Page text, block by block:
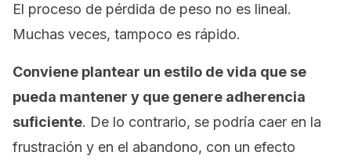
El proceso de pérdida de peso no es lineal.
Muchas veces, tampoco es rápido.
Conviene plantear un estilo de vida que se
pueda mantener y que genere adherencia
suficiente. De lo contrario, se podría caer en la
frustración y en el abandono, con un efecto